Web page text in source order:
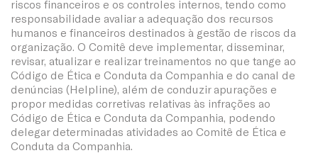
riscos financeiros e os controles internos, tendo como
responsabilidade avaliar a adequação dos recursos
humanos e financeiros destinados à gestão de riscos da
organização. O Comitê deve implementar, disseminar,
revisar, atualizar e realizar treinamentos no que tange ao
Código de Ética e Conduta da Companhia e do canal de
denúncias (Helpline), além de conduzir apurações e
propor medidas corretivas relativas às infrações ao
Código de Ética e Conduta da Companhia, podendo
delegar determinadas atividades ao Comitê de Ética e
Conduta da Companhia.